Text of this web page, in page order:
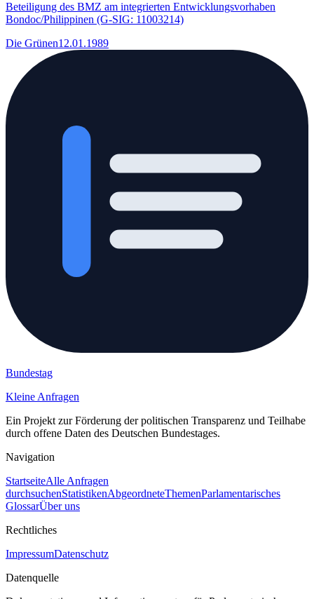
Beteiligung des BMZ am integrierten Entwicklungsvorhaben
Bondoc/Philippinen (G-SIG: 11003214)
Die Grünen12.01.1989
Bundestag
Kleine Anfragen
Ein Projekt zur Förderung der politischen Transparenz und Teilhabe
durch offene Daten des Deutschen Bundestages.
Navigation
StartseiteAlle Anfragen
durchsuchenStatistikenAbgeordneteThemenParlamentarisches
GlossarÜber uns
Rechtliches
ImpressumDatenschutz
Datenquelle